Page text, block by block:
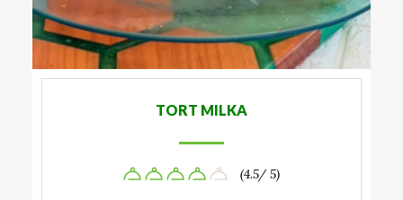
TORT MILKA
(4.5/ 5)